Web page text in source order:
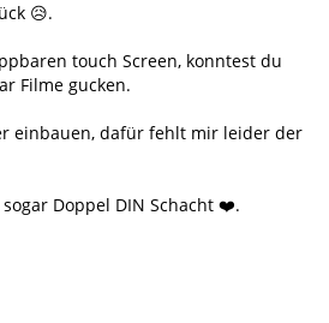
😥.
touch Screen, konntest du
Filme gucken.
einbauen, dafür fehlt mir leider der
Doppel DIN Schacht ❤️.